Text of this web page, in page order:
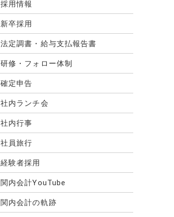
採用情報
新卒採用
法定調書・給与支払報告書
研修・フォロー体制
確定申告
社内ランチ会
社内行事
社員旅行
経験者採用
関内会計YouTube
関内会計の軌跡